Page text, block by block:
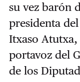
su vez barón
presidenta
Itxaso
portavoz del
de los